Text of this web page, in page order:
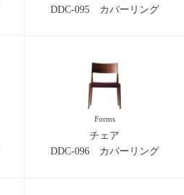
DDC-095 カバーリング
Forms
チェア
DDC-096 カバーリング